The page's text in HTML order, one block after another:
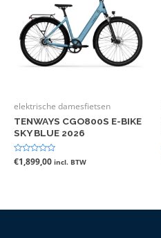
elektrische damesfietsen
TENWAYS CGO800S E-BIKE
SKY BLUE 2026
Gewaardeerd
0
€1,899,00 incl. BTW